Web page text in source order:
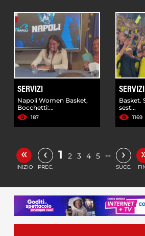
SERVIZI
Napoli Women Basket,
Bocchetti:...
187
SERVIZI
Basket.
sest...
1169
«
INIZIO
‹
PREC.
1 2 3 4 5 … ›
SUCC.